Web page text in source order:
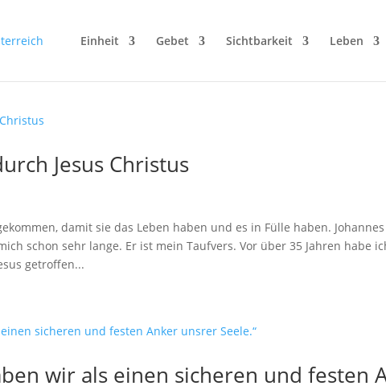
Einheit Gebet Sichtbarkeit Leben
Jesus Christus
damit sie das Leben haben und es in Fülle haben. Johannes
schon sehr lange. Er ist mein Taufvers. Vor über 35 Jahren habe
getroffen...
wir als einen sicheren und festen